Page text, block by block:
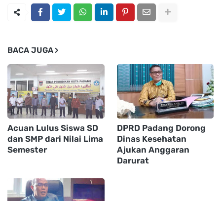
BACA JUGA
Acuan Lulus Siswa SD
dan SMP dari Nilai Lima
Semester
DPRD Padang Dorong
Dinas Kesehatan
Ajukan Anggaran
Darurat